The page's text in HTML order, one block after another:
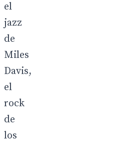
el
jazz
de
Miles
Davis,
el
rock
de
los